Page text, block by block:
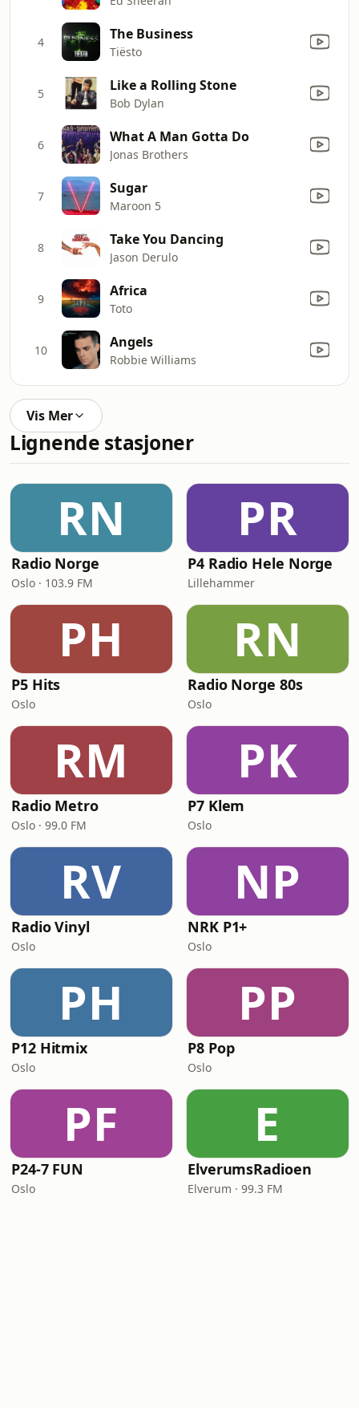
4 The Business
Tiësto
5 Like a Rolling Stone
Bob Dylan
6 What A Man Gotta Do
Jonas Brothers
7 Sugar
Maroon 5
8 Take You Dancing
Jason Derulo
9 Africa
Toto
10 Angels
Robbie Williams
Vis Mer
Lignende stasjoner
RN
Radio Norge
Oslo · 103.9 FM
PR
P4 Radio Hele Norge
Lillehammer
PH
P5 Hits
Oslo
RN
Radio Norge 80s
Oslo
RM
Radio Metro
Oslo · 99.0 FM
PK
P7 Klem
Oslo
RV
Radio Vinyl
Oslo
NP
NRK P1+
Oslo
PH
P12 Hitmix
Oslo
PP
P8 Pop
Oslo
PF
P24-7 FUN
Oslo
E
ElverumsRadioen
Elverum · 99.3 FM